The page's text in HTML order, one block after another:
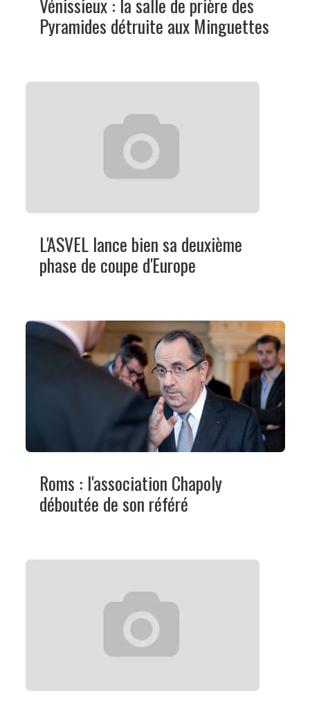
Pyramides détruite aux Minguettes
L'ASVEL lance bien sa deuxième
phase de coupe d'Europe
Roms : l'association Chapoly
déboutée de son référé